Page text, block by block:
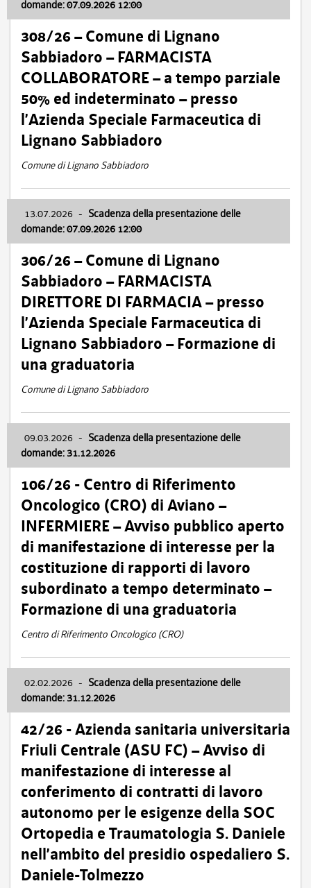
domande: 07.09.2026 12:00
308/26 – Comune di Lignano
Sabbiadoro – FARMACISTA
COLLABORATORE – a tempo parziale
50% ed indeterminato – presso
l’Azienda Speciale Farmaceutica di
Lignano Sabbiadoro
Comune di Lignano Sabbiadoro
13.07.2026 - Scadenza della presentazione delle
domande: 07.09.2026 12:00
306/26 – Comune di Lignano
Sabbiadoro – FARMACISTA
DIRETTORE DI FARMACIA – presso
l’Azienda Speciale Farmaceutica di
Lignano Sabbiadoro – Formazione di
una graduatoria
Comune di Lignano Sabbiadoro
09.03.2026 - Scadenza della presentazione delle
domande: 31.12.2026
106/26 - Centro di Riferimento
Oncologico (CRO) di Aviano –
INFERMIERE – Avviso pubblico aperto
di manifestazione di interesse per la
costituzione di rapporti di lavoro
subordinato a tempo determinato –
Formazione di una graduatoria
Centro di Riferimento Oncologico (CRO)
02.02.2026 - Scadenza della presentazione delle
domande: 31.12.2026
42/26 - Azienda sanitaria universitaria
Friuli Centrale (ASU FC) – Avviso di
manifestazione di interesse al
conferimento di contratti di lavoro
autonomo per le esigenze della SOC
Ortopedia e Traumatologia S. Daniele
nell’ambito del presidio ospedaliero S.
Daniele-Tolmezzo